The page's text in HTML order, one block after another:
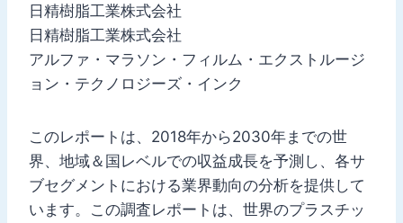
日精樹脂工業株式会社
日精樹脂工業株式会社
アルファ・マラソン・フィルム・エクストルージ
ョン・テクノロジーズ・インク
このレポートは、2018年から2030年までの世
界、地域＆国レベルでの収益成長を予測し、各サ
ブセグメントにおける業界動向の分析を提供して
います。この調査レポートは、世界のプラスチッ